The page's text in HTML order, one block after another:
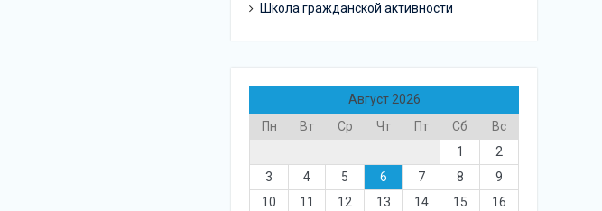
Школа гражданской активности
Август 2026
Пн
Вт Ср Чт Пт Сб
Вс
1
2
3
4 5 6 7 8
9
10
11 12 13 14 15
16